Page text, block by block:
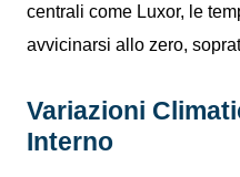
centrali come Luxor, le
avvicinarsi allo zero,
Variazioni
Interno